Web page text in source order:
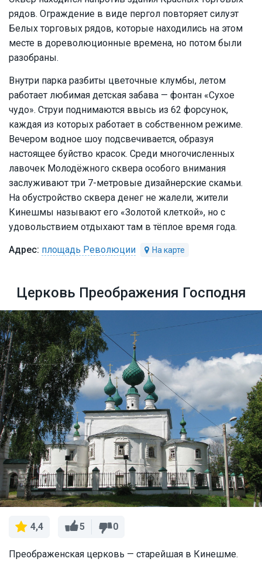
рядов. Ограждение в виде пергол повторяет силуэт
Белых торговых рядов, которые находились на этом
месте в дореволюционные времена, но потом были
разобраны.
Внутри парка разбиты цветочные клумбы, летом
работает любимая детская забава — фонтан «Сухое
чудо». Струи поднимаются ввысь из 62 форсунок,
каждая из которых работает в собственном режиме.
Вечером водное шоу подсвечивается, образуя
настоящее буйство красок. Среди многочисленных
лавочек Молодёжного сквера особого внимания
заслуживают три 7-метровые дизайнерские скамьи.
На обустройство сквера денег не жалели, жители
Кинешмы называют его «Золотой клеткой», но с
удовольствием отдыхают там в тёплое время года.
площадь Революции
Церковь Преображения Господня
4,4 5 0
Преображенская церковь — старейшая в Кинешме.